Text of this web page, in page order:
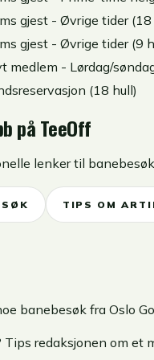
gjest - Øvrige tider (18
gjest - Øvrige tider (9
medlem - Lørdag/
(18 hull)
på TeeOff
lenker til
TIPS OM
banebesøk fra Oslo
Tips redaksjonen om et